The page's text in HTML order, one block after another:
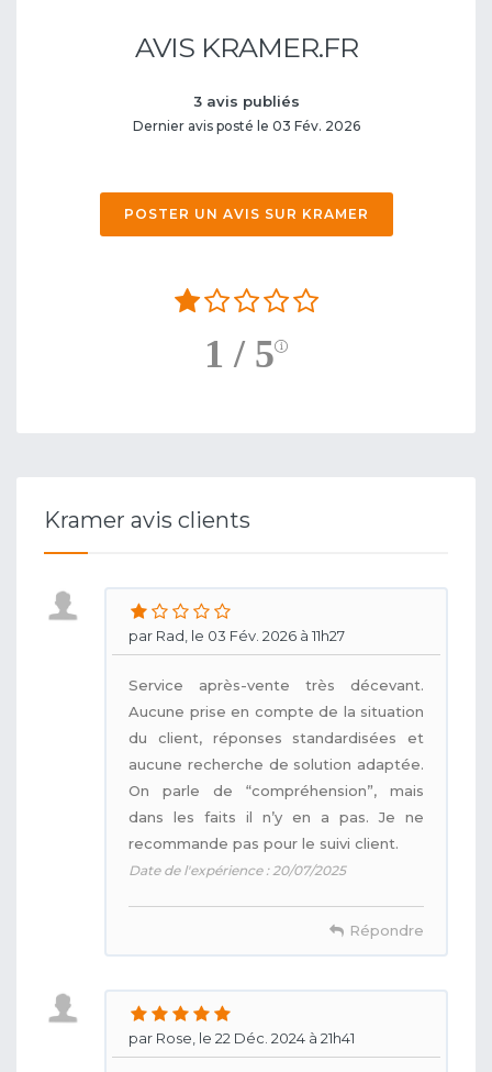
AVIS KRAMER.FR
3 avis publiés
Dernier avis posté le 03 Fév. 2026
POSTER UN AVIS SUR KRAMER
1 / 5
Kramer avis clients
par Rad, le 03 Fév. 2026 à 11h27
Service après-vente très décevant.
Aucune prise en compte de la situation
du client, réponses standardisées et
aucune recherche de solution adaptée.
On parle de “compréhension”, mais
dans les faits il n’y en a pas. Je ne
recommande pas pour le suivi client.
Date de l'expérience : 20/07/2025
Répondre
par Rose, le 22 Déc. 2024 à 21h41